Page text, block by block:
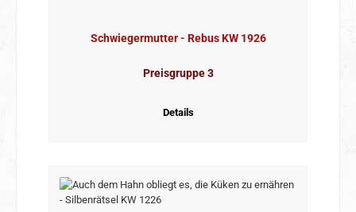
Schwiegermutter - Rebus KW 1926
Preisgruppe 3
Details